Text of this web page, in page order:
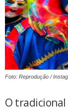
Foto: Reprodução /
O tradicional